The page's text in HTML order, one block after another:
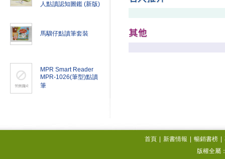
人點讀認知圖鑑 (新版)
馬騮仔點讀筆套裝
MPR Smart Reader
MPR-1026(筆型)點讀
筆
首頁 新書情報 暢銷書榜
版權全屬